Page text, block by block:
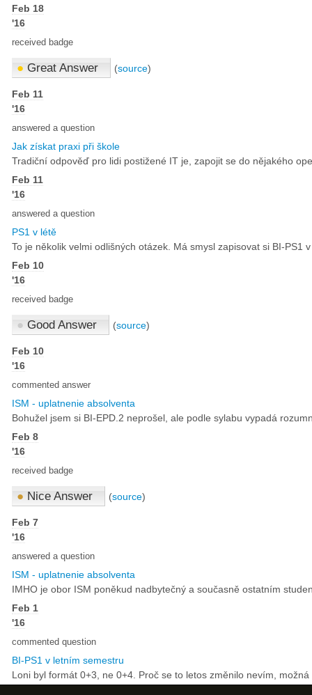
Feb 18
'16
received badge
● Great Answer (source)
Feb 11
'16
answered a question
Jak získat praxi při škole
Tradiční odpověď pro lidi postižené IT je, zapojit se do nějakého
Feb 11
'16
answered a question
PS1 v létě
To je několik velmi odlišných otázek. Má smysl zapisovat si BI-PS1
Feb 10
'16
received badge
● Good Answer (source)
Feb 10
'16
commented answer
ISM - uplatnenie absolventa
Bohužel jsem si BI-EPD.2 neprošel, ale podle sylabu vypadá
Feb 8
'16
received badge
● Nice Answer (source)
Feb 7
'16
answered a question
ISM - uplatnenie absolventa
IMHO je obor ISM poněkud nadbytečný a současně ostatním
Feb 1
'16
commented question
BI-PS1 v letním semestru
Loni byl formát 0+3, ne 0+4. Proč se to letos změnilo nevím,